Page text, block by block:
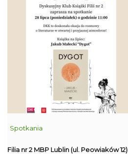
Spotkania
Filia nr 2 MBP Lublin (ul. Peowiaków 12)